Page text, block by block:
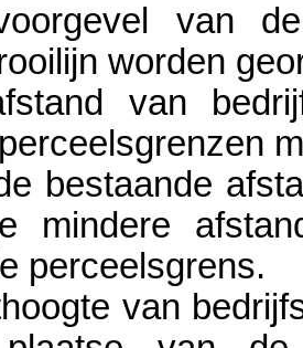
van
worden
van
bestaande
mindere
perceelsgrens.
van